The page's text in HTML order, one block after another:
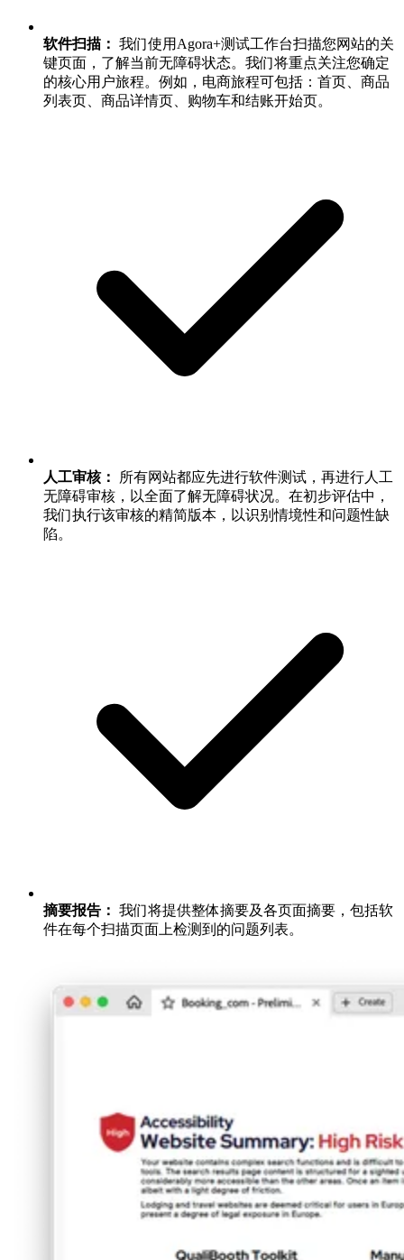
软件扫描： 我们使用Agora+测试工作台扫描您网站的关
键页面，了解当前无障碍状态。我们将重点关注您确定
的核心用户旅程。例如，电商旅程可包括：首页、商品
列表页、商品详情页、购物车和结账开始页。
人工审核：
所有网站都应先进行软件测试，再进行人工
无障碍审核，以全面了解无障碍状况。在初步评估中，
我们执行该审核的精简版本，以识别情境性和问题性缺
陷。
摘要报告： 我们将提供整体摘要及各页面摘要，包括软
件在每个扫描页面上检测到的问题列表。